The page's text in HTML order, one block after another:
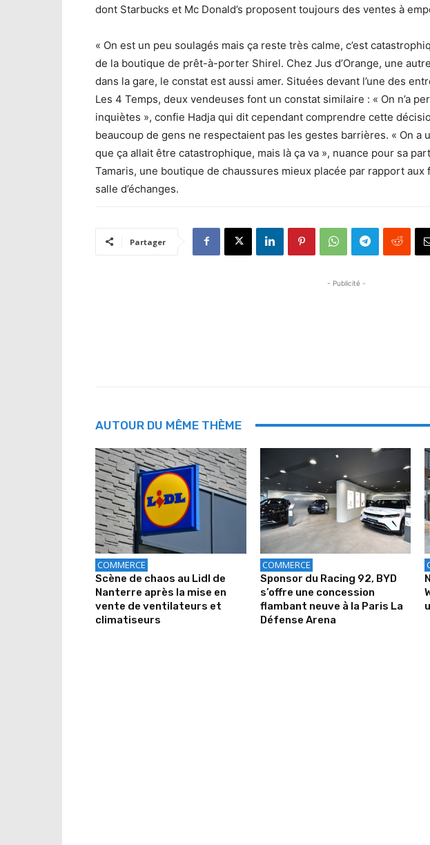
dont Starbucks et Mc Donald’s proposent toujours des ventes à
« On est un peu soulagés mais ça reste très calme, c’est
de la boutique de prêt-à-porter Shirel. Chez Jus d’Orange, une
dans la gare, le constat est aussi amer. Situées devant l’une des
Les 4 Temps, deux vendeuses font un constat similaire : « On n’a
inquiètes », confie Hadja qui dit cependant comprendre cette
beaucoup de gens ne respectaient pas les gestes barrières. « On a
que ça allait être catastrophique, mais là ça va », nuance pour sa
Tamaris, une boutique de chaussures mieux placée par rapport aux
salle d’échanges.
Partager
- Publicité -
AUTOUR DU MÊME THÈME
COMMERCE
Scène de chaos au Lidl de
Nanterre après la mise en
vente de ventilateurs et
climatiseurs
COMMERCE
Sponsor du Racing 92, BYD
s’offre une concession
flambant neuve à la Paris La
Défense Arena